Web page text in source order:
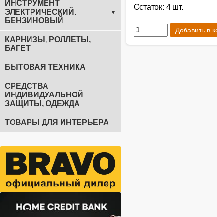
ИНСТРУМЕНТ
ЭЛЕКТРИЧЕСКИЙ,
БЕНЗИНОВЫЙ
▼
КАРНИЗЫ, РОЛЛЕТЫ,
БАГЕТ
БЫТОВАЯ ТЕХНИКА
СРЕДСТВА
ИНДИВИДУАЛЬНОЙ
ЗАЩИТЫ, ОДЕЖДА
ТОВАРЫ ДЛЯ ИНТЕРЬЕРА
Остаток: 4 шт.
Добавить в